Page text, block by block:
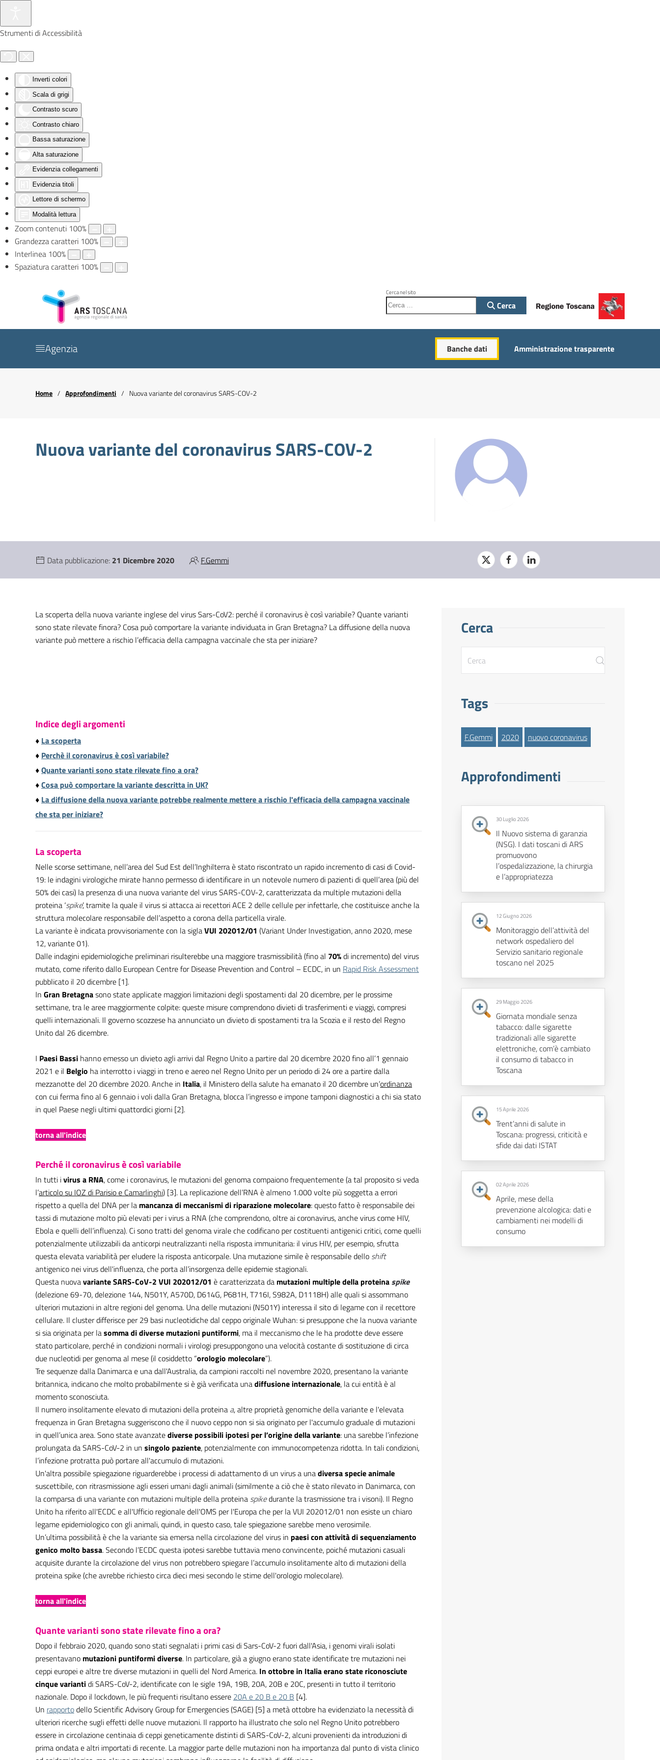
Strumenti di Accessibilità
Inverti colori
Scala di grigi
Contrasto scuro
Contrasto chiaro
Bassa saturazione
Alta saturazione
Evidenzia collegamenti
Evidenzia titoli
Lettore di schermo
Modalità lettura
Zoom contenuti 100%
Grandezza caratteri 100%
Interlinea 100%
Spaziatura caratteri 100%
Skip to main content
Cerca nel sito
Cerca
Agenzia Banche dati Amministrazione trasparente
Home Approfondimenti Nuova variante del coronavirus SARS-COV-2
Nuova variante del coronavirus SARS-COV-2
Data pubblicazione: 21 Dicembre 2020 F.Gemmi
La scoperta della nuova variante inglese del virus Sars-CoV2: perché il coronavirus è così variabile? Quante varianti
sono state rilevate finora? Cosa può comportare la variante individuata in Gran Bretagna? La diffusione della nuova
variante può mettere a rischio l’efficacia della campagna vaccinale che sta per iniziare?
Indice degli argomenti
♦ La scoperta
♦ Perchè il coronavirus è così variabile?
♦Quante varianti sono state rilevate fino a ora?
♦Cosa può comportare la variante descritta in UK?
♦ La diffusione della nuova variante potrebbe realmente mettere a rischio l'efficacia della campagna vaccinale
che sta per iniziare?
La scoperta
Nelle scorse settimane, nell’area del Sud Est dell’Inghilterra è stato riscontrato un rapido incremento di casi di Covid-
19: le indagini virologiche mirate hanno permesso di identificare in un notevole numero di pazienti di quell’area (più del
50% dei casi) la presenza di una nuova variante del virus SARS-COV-2, caratterizzata da multiple mutazioni della
proteina ‘spike’, tramite la quale il virus si attacca ai recettori ACE 2 delle cellule per infettarle, che costituisce anche la
struttura molecolare responsabile dell’aspetto a corona della particella virale.
La variante è indicata provvisoriamente con la siglaVUI 202012/01 (Variant Under Investigation, anno 2020, mese
12, variante 01).
Dalle indagini epidemiologiche preliminari risulterebbe una maggiore trasmissibilità (fino al 70%di incremento) del virus
mutato, come riferito dallo European Centre for Disease Prevention and Control – ECDC, in un Rapid Risk Assessment
pubblicato il 20 dicembre [1].
In Gran Bretagnasono state applicate maggiori limitazioni degli spostamenti dal 20 dicembre, per le prossime
settimane, tra le aree maggiormente colpite: queste misure comprendono divieti di trasferimenti e viaggi, compresi
quelli internazionali. Il governo scozzese ha annunciato un divieto di spostamenti tra la Scozia e il resto del Regno
Unito dal 26 dicembre.
I Paesi Bassi hanno emesso un divieto agli arrivi dal Regno Unito a partire dal 20 dicembre 2020 fino all’1 gennaio
2021 e il Belgio ha interrotto i viaggi in treno e aereo nel Regno Unito per un periodo di 24 ore a partire dalla
mezzanotte del 20 dicembre 2020. Anche in Italia, il Ministero della salute ha emanato il 20 dicembre un’ordinanza
con cui ferma fino al 6 gennaio i voli dalla Gran Bretagna, blocca l’ingresso e impone tamponi diagnostici a chi sia stato
in quel Paese negli ultimi quattordici giorni [2].
torna all'indice
Perché il coronavirus è così variabile
In tutti ivirus a RNA, come i coronavirus, le mutazioni del genoma compaiono frequentemente (a tal proposito si veda
l’articolo su IOZ di Parisio e Camarlinghi) [3]. La replicazione dell’RNA è almeno 1.000 volte più soggetta a errori
rispetto a quella del DNA per la mancanza di meccanismi di riparazione molecolare: questo fatto è responsabile dei
tassi di mutazione molto più elevati per i virus a RNA (che comprendono, oltre ai coronavirus, anche virus come HIV,
Ebola e quelli dell’influenza). Ci sono tratti del genoma virale che codificano per costituenti antigenici critici, come quelli
potenzialmente utilizzabili da anticorpi neutralizzanti nella risposta immunitaria: il virus HIV, per esempio, sfrutta
questa elevata variabilità per eludere la risposta anticorpale. Una mutazione simile è responsabile dello shift
antigenico nei virus dell'influenza, che porta all’insorgenza delle epidemie stagionali.
Questa nuovavariante SARS-CoV-2 VUI 202012/01 è caratterizzata da mutazioni multiple della proteinaspike
(delezione 69-70, delezione 144, N501Y, A570D, D614G, P681H, T716I, S982A, D1118H) alle quali si assommano
ulteriori mutazioni in altre regioni del genoma. Una delle mutazioni (N501Y) interessa il sito di legame con il recettore
cellulare. Il cluster differisce per 29 basi nucleotidiche dal ceppo originale Wuhan: si presuppone che la nuova variante
si sia originata per lasomma di diverse mutazioni puntiformi, ma il meccanismo che le ha prodotte deve essere
stato particolare, perché in condizioni normali i virologi presuppongono una velocità costante di sostituzione di circa
due nucleotidi per genoma al mese (il cosiddetto “orologio molecolare”).
Tre sequenze dalla Danimarca e una dall'Australia, da campioni raccolti nel novembre 2020, presentano la variante
britannica, indicano che molto probabilmente si è già verificata unadiffusione internazionale, la cui entità è al
momento sconosciuta.
Il numero insolitamente elevato di mutazioni della proteina a, altre proprietà genomiche della variante e l'elevata
frequenza in Gran Bretagna suggeriscono che il nuovo ceppo non si sia originato per l'accumulo graduale di mutazioni
in quell’unica area. Sono state avanzatediverse possibili ipotesi per l’origine della variante: una sarebbe l’infezione
prolungata da SARS-CoV-2 in un singolo paziente, potenzialmente con immunocompetenza ridotta. In tali condizioni,
l’infezione protratta può portare all'accumulo di mutazioni.
Un'altra possibile spiegazione riguarderebbe i processi di adattamento di un virus a unadiversa specie animale
suscettibile, con ritrasmissione agli esseri umani dagli animali (similmente a ciò che è stato rilevato in Danimarca, con
la comparsa di una variante con mutazioni multiple della proteina spikedurante la trasmissione tra i visoni). Il Regno
Unito ha riferito all'ECDC e all'Ufficio regionale dell'OMS per l'Europa che per la VUI 202012/01 non esiste un chiaro
legame epidemiologico con gli animali, quindi, in questo caso, tale spiegazione sarebbe meno verosimile.
Un’ultima possibilità è che la variante sia emersa nella circolazione del virus in paesi con attività di sequenziamento
genico molto bassa. Secondo l’ECDC questa ipotesi sarebbe tuttavia meno convincente, poiché mutazioni casuali
acquisite durante la circolazione del virus non potrebbero spiegare l’accumulo insolitamente alto di mutazioni della
proteina spike (che avrebbe richiesto circa dieci mesi secondo le stime dell'orologio molecolare).
torna all'indice
Quante varianti sono state rilevate fino a ora?
Dopo il febbraio 2020, quando sono stati segnalati i primi casi di Sars-CoV-2 fuori dall'Asia, i genomi virali isolati
presentavano mutazioni puntiformi diverse. In particolare, già a giugno erano state identificate tre mutazioni nei
ceppi europei e altre tre diverse mutazioni in quelli del Nord America. In ottobre in Italia erano state riconosciute
cinque variantidi SARS-CoV-2, identificate con le sigle 19A, 19B, 20A, 20B e 20C, presenti in tutto il territorio
nazionale. Dopo il lockdown, le più frequenti risultano essere 20A e 20 B e 20 B [4].
Un rapportodello Scientific Advisory Group for Emergencies (SAGE) [5] a metà ottobre ha evidenziato la necessità di
ulteriori ricerche sugli effetti delle nuove mutazioni. Il rapporto ha illustrato che solo nel Regno Unito potrebbero
essere in circolazione centinaia di ceppi geneticamente distinti di SARS-CoV-2, alcuni provenienti da introduzioni di
prima ondata e altri importati di recente. La maggior parte delle mutazioni non ha importanza dal punto di vista clinico
Cerca
Tags
F.Gemmi 2020 nuovo coronavirus
Approfondimenti
30 Luglio 2026
Il Nuovo sistema di garanzia
(NSG). I dati toscani di ARS
promuovono
l’ospedalizzazione, la chirurgia
e l’appropriatezza
12 Giugno 2026
Monitoraggio dell’attività del
network ospedaliero del
Servizio sanitario regionale
toscano nel 2025
29 Maggio 2026
Giornata mondiale senza
tabacco: dalle sigarette
tradizionali alle sigarette
elettroniche, com’è cambiato
il consumo di tabacco in
Toscana
15 Aprile 2026
Trent’anni di salute in
Toscana: progressi, criticità e
sfide dai dati ISTAT
02 Aprile 2026
Aprile, mese della
prevenzione alcologica: dati e
cambiamenti nei modelli di
consumo